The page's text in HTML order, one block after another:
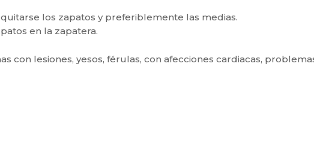
los zapatos y preferiblemente las medias.
en la zapatera.
con lesiones, yesos, férulas, con afecciones cardiacas,